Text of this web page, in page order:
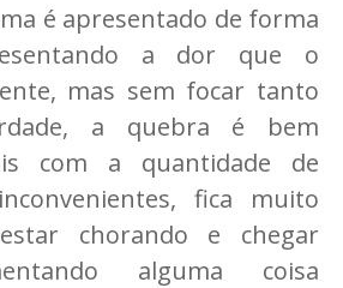
é apresentado de forma
a dor que o
mas sem focar tanto
a quebra é bem
com a quantidade de
fica muito
chorando e chegar
alguma coisa